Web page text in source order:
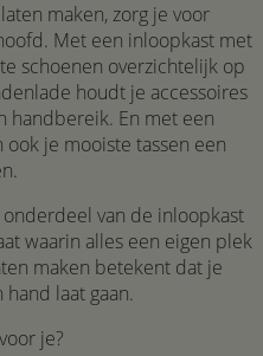
maken, zorg je voor
Met een inloopkast met
schoenen overzichtelijk op
houdt je accessoires
handbereik. En met een
je mooiste tassen een
van de inloopkast
waarin alles een eigen plek
maken betekent dat je
laat gaan.
je?